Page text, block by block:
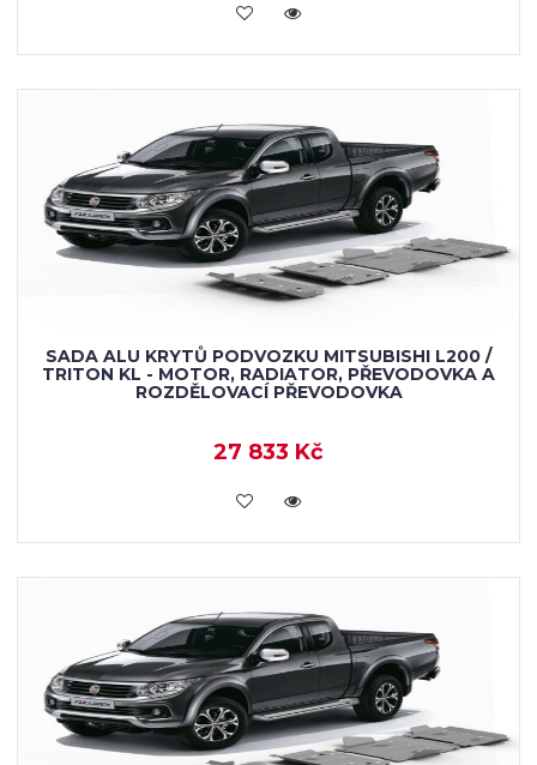
KOUPIT
SADA ALU KRYTŮ PODVOZKU MITSUBISHI L200 /
TRITON KL - MOTOR, RADIATOR, PŘEVODOVKA A
ROZDĚLOVACÍ PŘEVODOVKA
27 833 Kč
KOUPIT